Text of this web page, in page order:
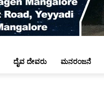
ದೈವ ದೇವರು ಮನರಂಜನೆ